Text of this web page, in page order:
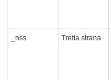
_nss Tretia strana